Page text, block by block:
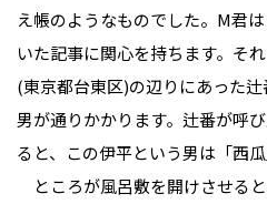
え帳のようなものでした。M君
いた記事に関心を持ちます。そ
(東京都台東区)の辺りにあった
男が通りかかります。辻番が呼
ると、この伊平という男は「西瓜
ところが風呂敷を開けさせる